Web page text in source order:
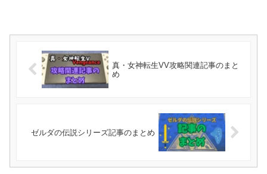
真・女神転生VV攻略関連記事のまと
め
ゼルダの伝説シリーズ記事のまとめ